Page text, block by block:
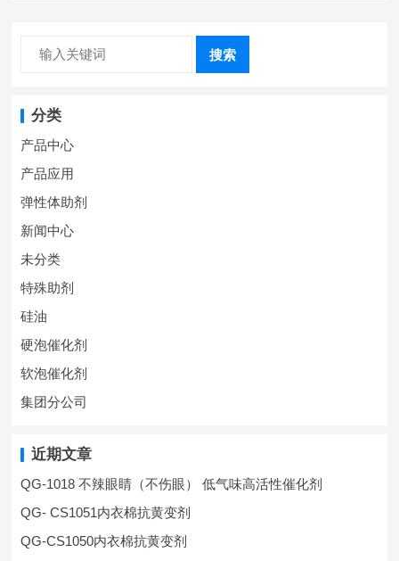
搜索
分类
产品中心
产品应用
弹性体助剂
新闻中心
未分类
特殊助剂
硅油
硬泡催化剂
软泡催化剂
集团分公司
近期文章
QG-1018 不辣眼睛（不伤眼） 低气味高活性催化剂
QG- CS1051内衣棉抗黄变剂
QG-CS1050内衣棉抗黄变剂